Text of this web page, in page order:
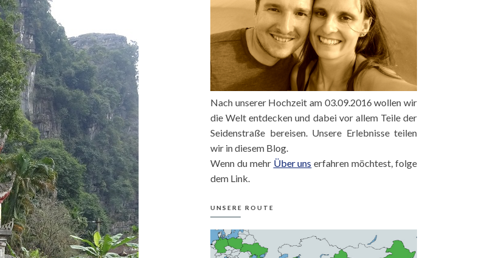
Nach unserer Hochzeit am 03.09.2016 wollen wir
die Welt entdecken und dabei vor allem Teile der
Seidenstraße bereisen. Unsere Erlebnisse teilen
wir in diesem Blog.
Wenn du mehr Über uns erfahren möchtest, folge
dem Link.
UNSERE ROUTE